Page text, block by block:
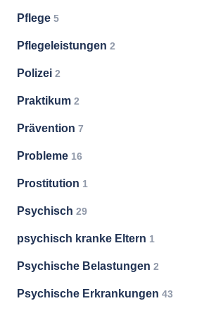
Pflege 5
Pflegeleistungen 2
Polizei 2
Praktikum 2
Prävention 7
Probleme 16
Prostitution 1
Psychisch 29
psychisch kranke Eltern 1
Psychische Belastungen 2
Psychische Erkrankungen 43